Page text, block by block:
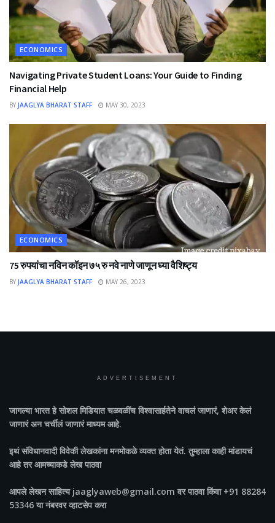
ECONOMICS
Navigating Private Student Loans: Your Guide to Finding
Financial Help
BY JAAGLYA BHARAT STAFF MAY 30, 2023
ECONOMICS
75 रुपयांचा नविन कॉइन ७५ रु नवे नाणे जाणून घ्या वैशिष्ट्य
BY JAAGLYA BHARAT STAFF MAY 26, 2023
ADVERTISEMENT
जागल्या भारतहे सोशल मिडियात चळवळींच विश्वासार्हतेने वाचलं जाणारं, शेअर केलं
जाणारं अन चर्चीलं जाणारं माध्यम आहे.
इथं संविधानवादी विवेकी लेखकांना मनमोकळे व्यक्त होता येतं. तुम्हाला काही मांडायचं
आहे तर आमच्याकडे लेख पाठवा
आपले लेखन साहित्य jaaglyaweb@gmail.com वर पाठवा किंवा +91 88284
53346 या नंबरवर व्हाटसेप करा